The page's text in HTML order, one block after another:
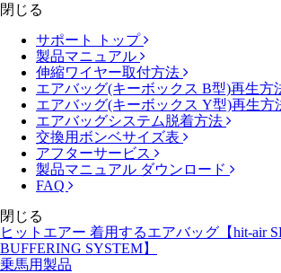
閉じる
サポート トップ
製品マニュアル
伸縮ワイヤー取付方法
エアバッグ(キーボックス B型)再生方
エアバッグ(キーボックス Y型)再生方
エアバッグシステム脱着方法
交換用ボンベサイズ表
アフターサービス
製品マニュアル ダウンロード
FAQ
閉じる
ヒットエアー 着用するエアバッグ【hit-air
BUFFERING SYSTEM】
乗馬用製品